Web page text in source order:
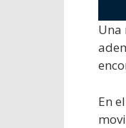
Una
En